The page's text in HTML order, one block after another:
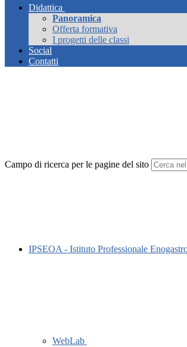
Didattica
Panoramica
Offerta formativa
I progetti delle classi
Social
Contatti
Campo di ricerca per le pagine del sito
IPSEOA - Istituto Professionale
WebLab